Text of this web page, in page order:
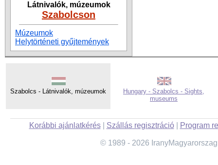
Látnivalók, múzeumok
Szabolcson
Múzeumok
Helytörténeti gyűjtemények
Szabolcs - Látnivalók, múzeumok
Hungary - Szabolcs - Sights,
museums
Korábbi ajánlatkérés| Szállás regisztráció| Program
© 1989 - 2026